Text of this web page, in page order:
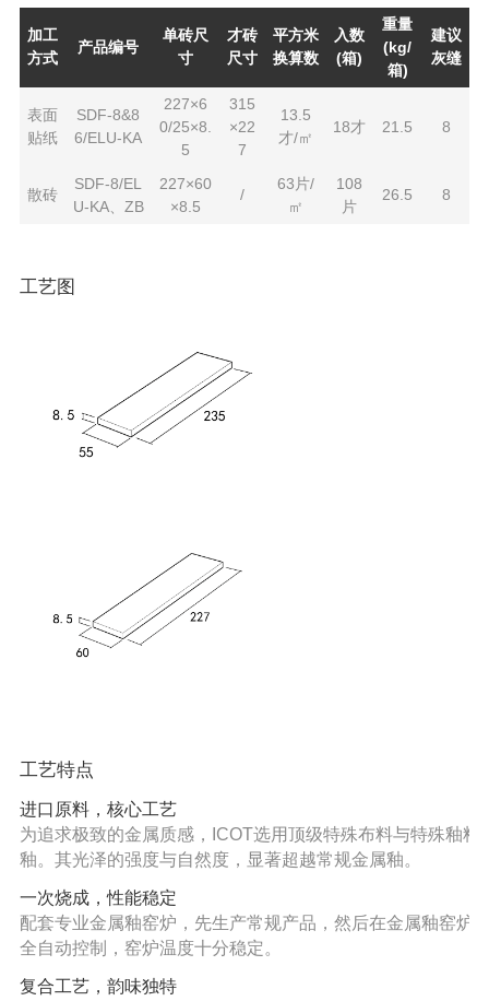
加工
方式
产品编号
单砖尺
寸
才砖
尺寸
平方米
换算数
入数
(箱)
重量
(kg/
箱)
建议
灰缝
表面
贴纸
SDF-8&8
6/ELU-KA
227×6
0/25×8.
5
315
×22
7
13.5
才/㎡
18才 21.5 8
散砖
SDF-8/EL
U-KA、ZB
227×60
×8.5
/
63片/
㎡
108
片
26.5 8
工艺图
工艺特点
进口原料，核心工艺
为追求极致的金属质感，ICOT选用顶级特殊布料与特殊釉
釉。其光泽的强度与自然度，显著超越常规金属釉。
一次烧成，性能稳定
配套专业金属釉窑炉，先生产常规产品，然后在金属釉窑炉
全自动控制，窑炉温度十分稳定。
复合工艺，韵味独特